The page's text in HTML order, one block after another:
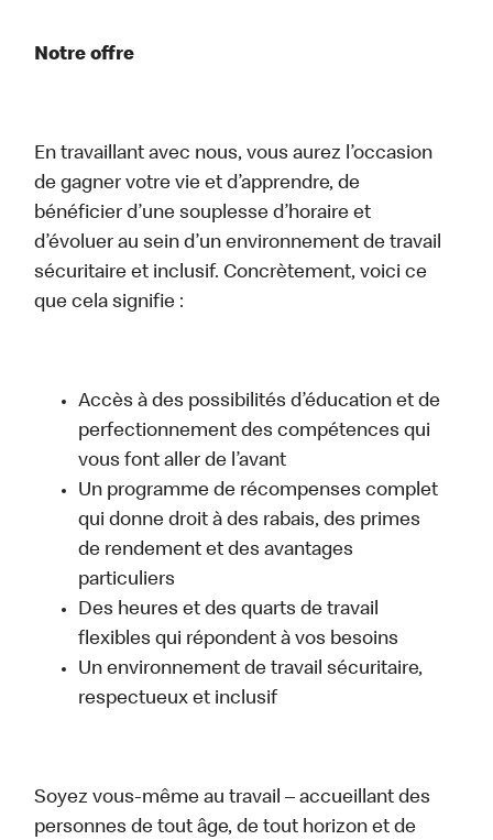
Notre offre
En travaillant avec nous, vous aurez l’occasion
de gagner votre vie et d’apprendre, de
bénéficier d’une souplesse d’horaire et
d’évoluer au sein d’un environnement de travail
sécuritaire et inclusif. Concrètement, voici ce
que cela signifie :
Accès à des possibilités d’éducation et de
perfectionnement des compétences qui
vous font aller de l’avant
Un programme de récompenses complet
qui donne droit à des rabais, des primes
de rendement et des avantages
particuliers
Des heures et des quarts de travail
flexibles qui répondent à vos besoins
Un environnement de travail sécuritaire,
respectueux et inclusif
Soyez vous-même au travail – accueillant des
personnes de tout âge, de tout horizon et de